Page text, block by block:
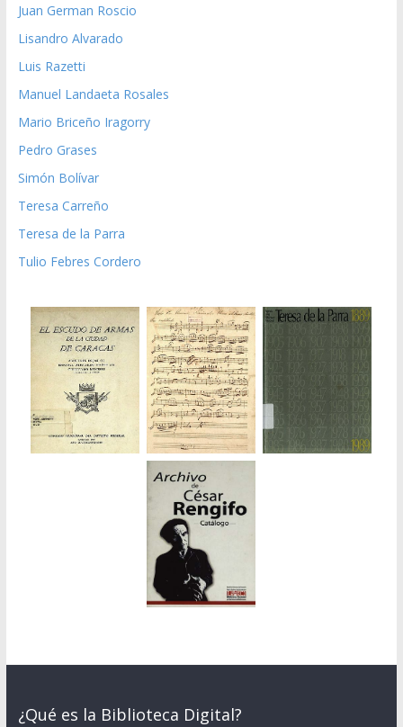
Juan German Roscio
Lisandro Alvarado
Luis Razetti
Manuel Landaeta Rosales
Mario Briceño Iragorry
Pedro Grases
Simón Bolívar
Teresa Carreño
Teresa de la Parra
Tulio Febres Cordero
¿Qué es la Biblioteca Digital?